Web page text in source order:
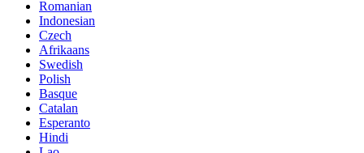
Romanian
Indonesian
Czech
Afrikaans
Swedish
Polish
Basque
Catalan
Esperanto
Hindi